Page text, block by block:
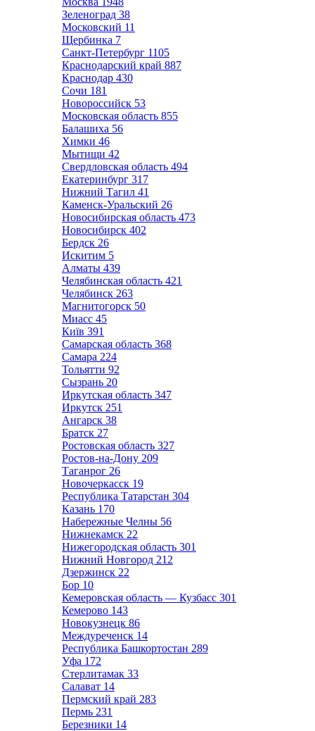
Зеленоград 38
Московский 11
Щербинка 7
Санкт-Петербург 1105
Краснодарский край 887
Краснодар 430
Сочи 181
Новороссийск 53
Московская область 855
Балашиха 56
Химки 46
Мытищи 42
Свердловская область 494
Екатеринбург 317
Нижний Тагил 41
Каменск-Уральский 26
Новосибирская область 473
Новосибирск 402
Бердск 26
Искитим 5
Алматы 439
Челябинская область 421
Челябинск 263
Магнитогорск 50
Миасс 45
Київ 391
Самарская область 368
Самара 224
Тольятти 92
Сызрань 20
Иркутская область 347
Иркутск 251
Ангарск 38
Братск 27
Ростовская область 327
Ростов-на-Дону 209
Таганрог 26
Новочеркасск 19
Республика Татарстан 304
Казань 170
Набережные Челны 56
Нижнекамск 22
Нижегородская область 301
Нижний Новгород 212
Дзержинск 22
Бор 10
Кемеровская область — Кузбасс 301
Кемерово 143
Новокузнецк 86
Междуреченск 14
Республика Башкортостан 289
Уфа 172
Стерлитамак 33
Салават 14
Пермский край 283
Пермь 231
Березники 14